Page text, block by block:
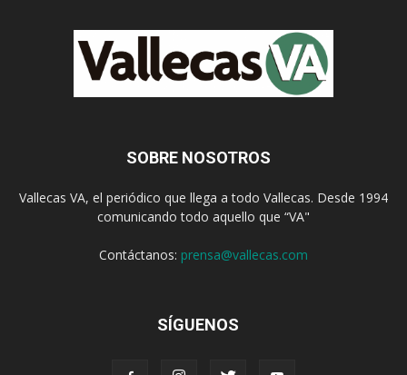
SOBRE NOSOTROS
Vallecas VA, el periódico que llega a todo Vallecas. Desde 1994
comunicando todo aquello que “VA"
Contáctanos: prensa@vallecas.com
SÍGUENOS